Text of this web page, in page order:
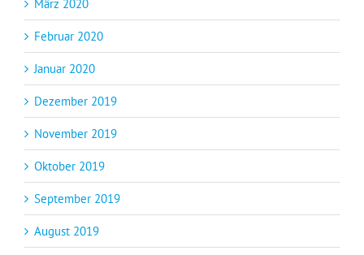
März 2020
Februar 2020
Januar 2020
Dezember 2019
November 2019
Oktober 2019
September 2019
August 2019